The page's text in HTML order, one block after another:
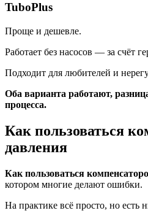
TuboPlus
Проще и дешевле.
Работает без насосов — за счёт
Подходит для любителей и
Оба варианта работают,
процесса.
Как пользоваться
давления
Как пользоваться
котором многие делают ошибки.
На практике всё просто, но есть